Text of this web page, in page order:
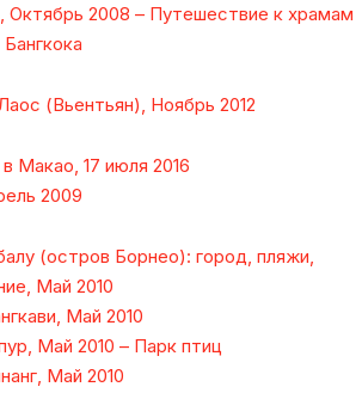
2008 – Путешествие к храмам
(Вьентьян), Ноябрь 2012
Макао, 17 июля 2016
2009
(остров Борнео): город, пляжи,
Май 2010
Май 2010
Май 2010 – Парк птиц
Май 2010